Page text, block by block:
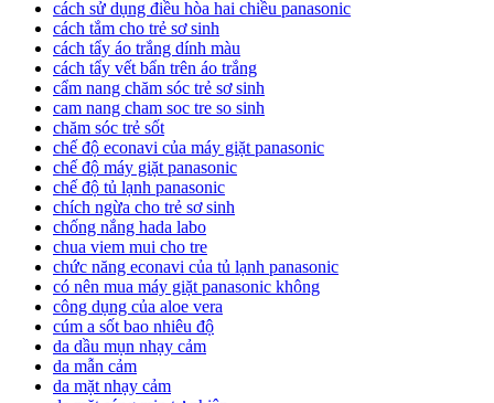
cách sử dụng điều hòa hai chiều panasonic
cách tắm cho trẻ sơ sinh
cách tẩy áo trắng dính màu
cách tẩy vết bẩn trên áo trắng
cẩm nang chăm sóc trẻ sơ sinh
cam nang cham soc tre so sinh
chăm sóc trẻ sốt
chế độ econavi của máy giặt panasonic
chế độ máy giặt panasonic
chế độ tủ lạnh panasonic
chích ngừa cho trẻ sơ sinh
chống nắng hada labo
chua viem mui cho tre
chức năng econavi của tủ lạnh panasonic
có nên mua máy giặt panasonic không
công dụng của aloe vera
cúm a sốt bao nhiêu độ
da dầu mụn nhạy cảm
da mẫn cảm
da mặt nhạy cảm